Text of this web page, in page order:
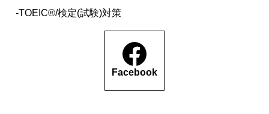
TOEIC®/検定(試験)対策
Facebook